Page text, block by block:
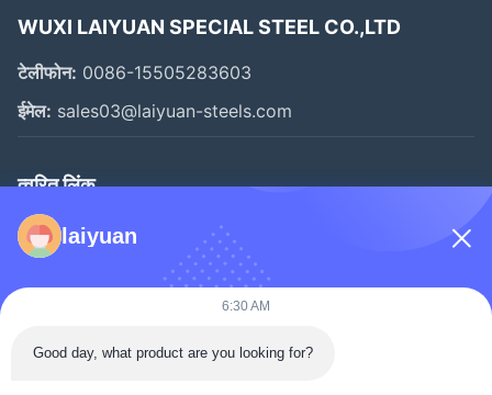
WUXI LAIYUAN SPECIAL STEEL CO.,LTD
टेलीफोन: 0086-15505283603
ईमेल: sales03@laiyuan-steels.com
त्वरित लिंक
घर
हमारे बारे में
laiyuan
6:30 AM
Good day, what product are you looking for?